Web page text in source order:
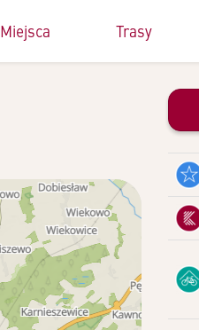
Miejsca Trasy